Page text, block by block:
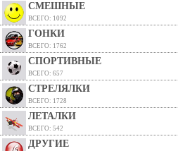
СМЕШНЫЕ
ВСЕГО: 1092
ГОНКИ
ВСЕГО: 1762
СПОРТИВНЫЕ
ВСЕГО: 657
СТРЕЛЯЛКИ
ВСЕГО: 1728
ЛЕТАЛКИ
ВСЕГО: 542
ДРУГИЕ